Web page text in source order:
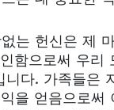
는 헌신은 제
함으로써 우
다. 가족들은
을 얻음으로써